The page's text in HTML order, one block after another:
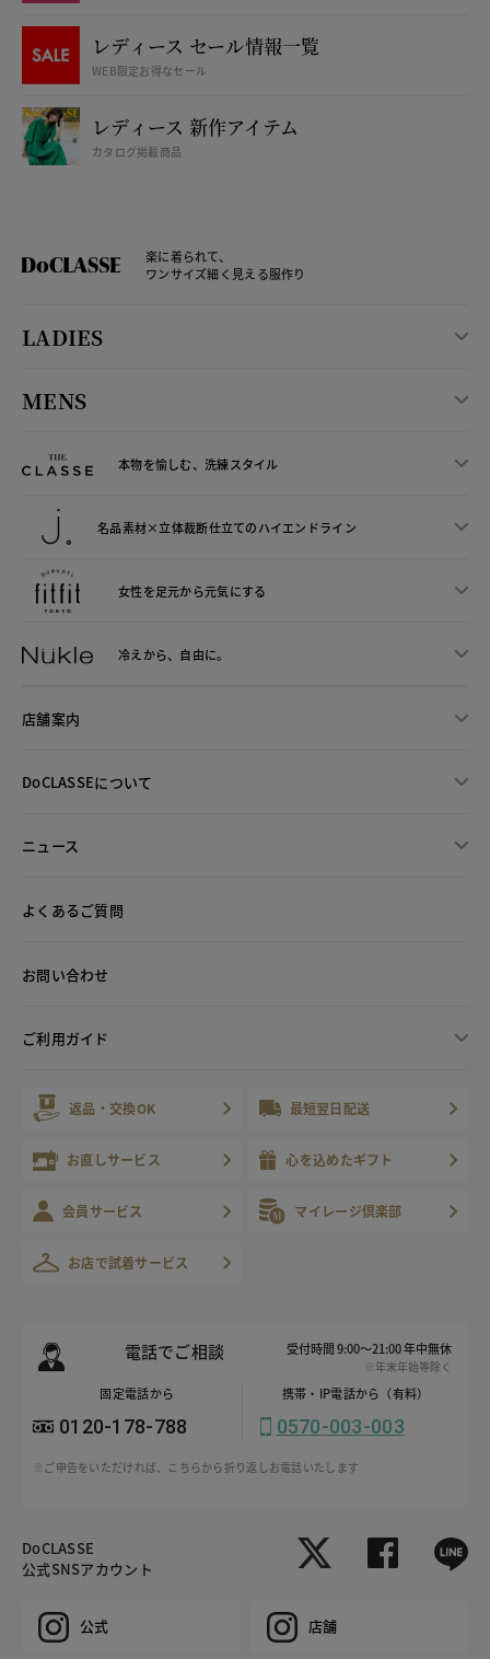
レディース セール情報一覧
WEB限定お得なセール
レディース 新作アイテム
カタログ掲載商品
楽に着られて、
ワンサイズ細く見える服作り
LADIES
MENS
本物を愉しむ、洗練スタイル
名品素材×立体裁断仕立てのハイエンドライン
女性を足元から元気にする
冷えから、 自由に。
店舗案内
DoCLASSEについて
ニュース
よくあるご質問
お問い合わせ
ご利用ガイド
返品・交換OK 最短翌日配送
お直しサービス 心を込めたギフト
会員サービス マイレージ倶楽部
お店で試着サービス
電話でご相談 受付時間 9:00～21:00 年中無休
※年末年始等除く
固定電話から
0120-178-788
携帯・IP電話から（有料）
0570-003-003
※ご申告をいただければ、こちらから折り返しお電話いたします
DoCLASSE
公式SNSアカウント
公式 店舗